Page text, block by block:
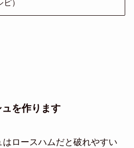
ピ）
を作ります
ロースハムだと破れやすい